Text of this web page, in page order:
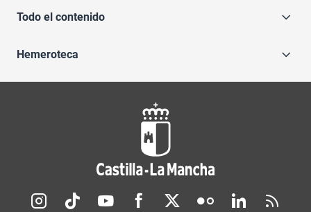
Todo el contenido
Hemeroteca
Redes sociales JCCM